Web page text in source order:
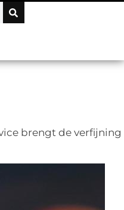
brengt de verfijning